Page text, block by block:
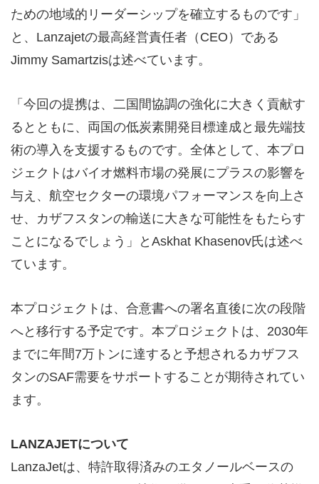
ための地域的リーダーシップを確立するものです」
と、Lanzajetの最高経営責任者（CEO）である
Jimmy Samartzisは述べています。
「今回の提携は、二国間協調の強化に大きく貢献す
るとともに、両国の低炭素開発目標達成と最先端技
術の導入を支援するものです。全体として、本プロ
ジェクトはバイオ燃料市場の発展にプラスの影響を
与え、航空セクターの環境パフォーマンスを向上さ
せ、カザフスタンの輸送に大きな可能性をもたらす
ことになるでしょう」とAskhat Khasenov氏は述べ
ています。
本プロジェクトは、合意書への署名直後に次の段階
へと移行する予定です。本プロジェクトは、2030年
までに年間7万トンに達すると予想されるカザフス
タンのSAF需要をサポートすることが期待されてい
ます。
LANZAJETについて
LanzaJetは、特許取得済みのエタノールベースの